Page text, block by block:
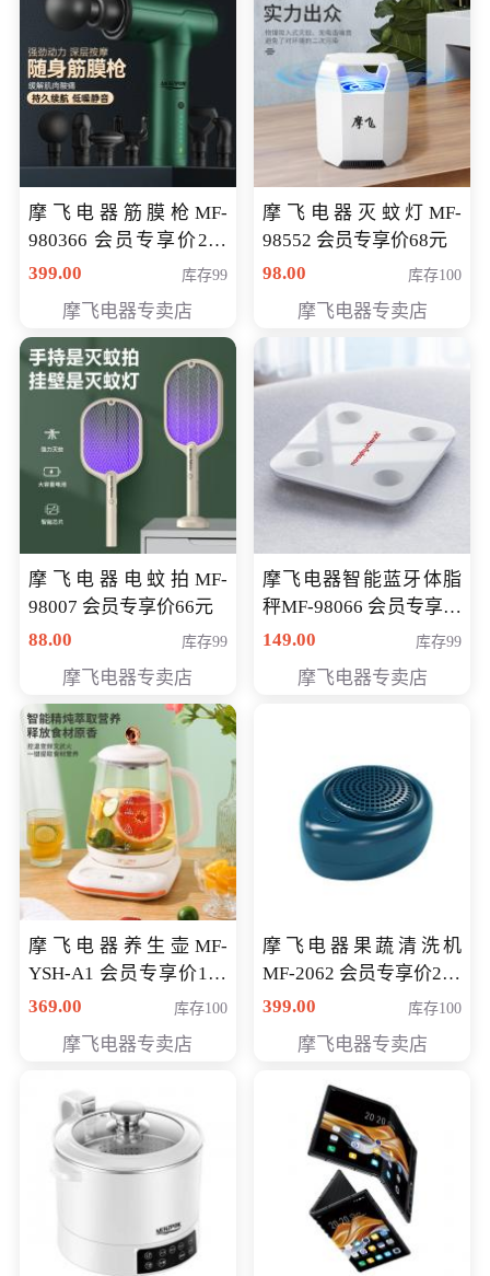
摩飞电器筋膜枪MF-
980366 会员专享价299
元
399.00 库存99
摩飞电器专卖店
摩飞电器灭蚊灯MF-
98552 会员专享价68元
98.00
库存100
摩飞电器专卖店
摩飞电器电蚊拍MF-
98007 会员专享价66元
88.00
库存99
摩飞电器专卖店
摩飞电器智能蓝牙体脂
秤MF-98066 会员专享价
98元
149.00 库存99
摩飞电器专卖店
摩飞电器养生壶MF-
YSH-A1 会员专享价198
元
369.00 库存100
摩飞电器专卖店
摩飞电器果蔬清洗机
MF-2062 会员专享价268
元
399.00 库存100
摩飞电器专卖店